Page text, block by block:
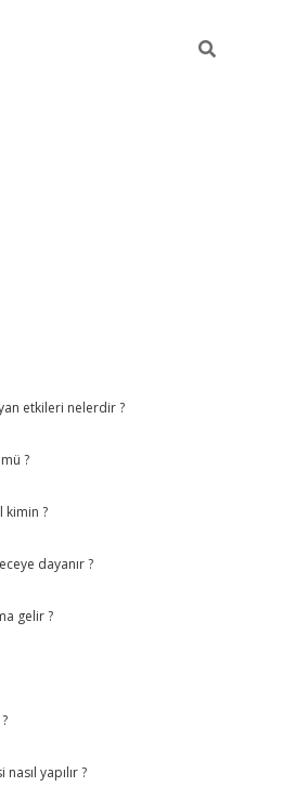
etkileri nelerdir ?
?
?
dayanır ?
gelir ?
yapılır ?
sitesi